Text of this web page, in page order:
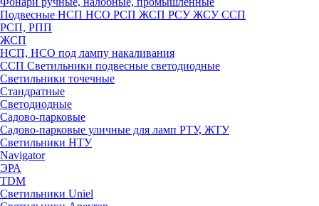
Подвесные НСП НСО РСП ЖСП РСУ ЖСУ ССП
РСП, РПП
ЖСП
НСП, НСО под лампу накаливания
ССП Светильники подвесные светодиодные
Светильники точечные
Стандратные
Светодиодные
Садово-парковые
Садово-парковые уличные для ламп РТУ, ЖТУ
Светильники НТУ
Navigator
ЭРА
TDM
Светильники Uniel